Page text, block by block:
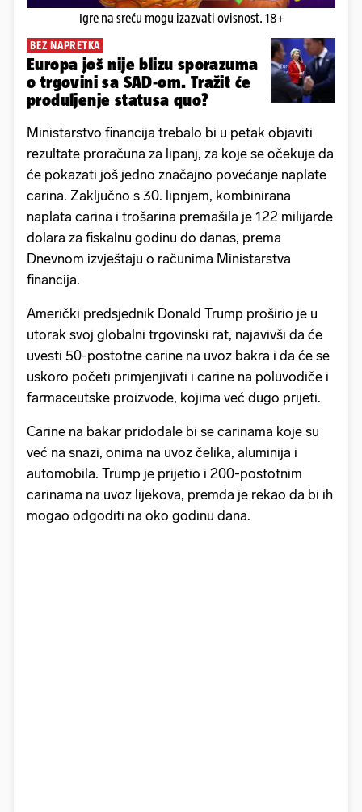
Igre na sreću mogu izazvati ovisnost. 18+
BEZ NAPRETKA
Europa još nije blizu sporazuma
o trgovini sa SAD-om. Tražit će
produljenje statusa quo?
Ministarstvo financija trebalo bi u petak objaviti
rezultate proračuna za lipanj, za koje se očekuje da
će pokazati još jedno značajno povećanje naplate
carina. Zaključno s 30. lipnjem, kombinirana
naplata carina i trošarina premašila je 122 milijarde
dolara za fiskalnu godinu do danas, prema
Dnevnom izvještaju o računima Ministarstva
financija.
Američki predsjednik Donald Trump proširio je u
utorak svoj globalni trgovinski rat, najavivši da će
uvesti 50-postotne carine na uvoz bakra i da će se
uskoro početi primjenjivati i carine na poluvodiče i
farmaceutske proizvode, kojima već dugo prijeti.
Carine na bakar pridodale bi se carinama koje su
već na snazi, onima na uvoz čelika, aluminija i
automobila. Trump je prijetio i 200-postotnim
carinama na uvoz lijekova, premda je rekao da bi ih
mogao odgoditi na oko godinu dana.